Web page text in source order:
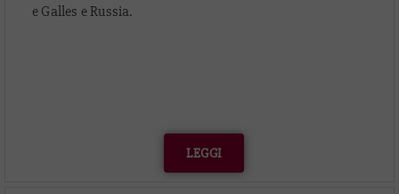
e Galles e Russia.
LEGGI